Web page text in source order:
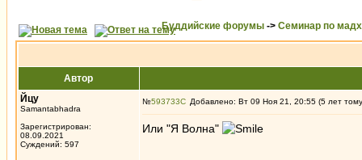
Буддийские форумы -> Семинар по
Автор
Йцу
Samantabhadra
Зарегистрирован:
08.09.2021
Суждений: 597
№593733 Добавлено: Вт 09 Ноя 21, 20:55 (5 лет
Или "Я Волна"